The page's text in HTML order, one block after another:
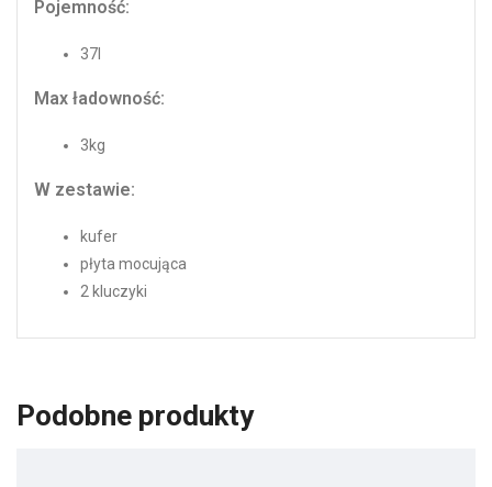
Pojemność:
37l
Max ładowność:
3kg
W zestawie:
kufer
płyta mocująca
2 kluczyki
Podobne produkty